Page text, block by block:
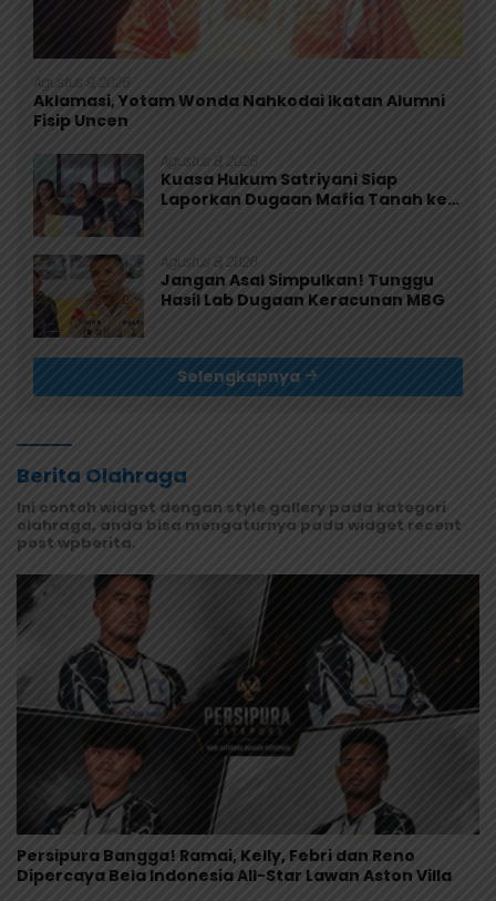
Agustus 9, 2026
Aklamasi, Yotam Wonda Nahkodai Ikatan Alumni
Fisip Uncen
Agustus 8, 2026
Kuasa Hukum Satriyani Siap
Laporkan Dugaan Mafia Tanah ke
Agustus 8, 2026
Jangan Asal Simpulkan! Tunggu
Hasil Lab Dugaan Keracunan MBG
Selengkapnya
Berita Olahraga
Ini contoh widget dengan style gallery pada kategori
olahraga, anda bisa mengaturnya pada widget recent
post wpberita.
Persipura Bangga! Ramai, Kelly, Febri dan Reno
Dipercaya Bela Indonesia All-Star Lawan Aston Villa